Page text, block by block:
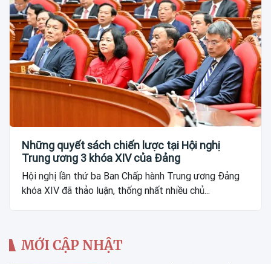
Những quyết sách chiến lược tại Hội nghị
Trung ương 3 khóa XIV của Đảng
Hội nghị lần thứ ba Ban Chấp hành Trung ương Đảng
khóa XIV đã thảo luận, thống nhất nhiều chủ...
MỚI CẬP NHẬT